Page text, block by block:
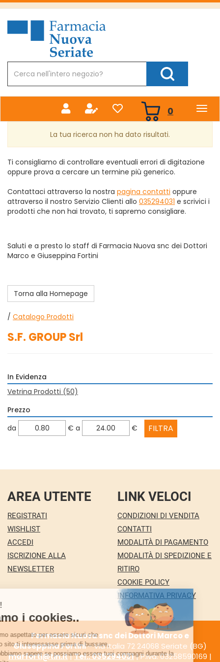
Passa
principale
Farmacia
Nuova
Prodotto
Cerca Prodotto
0 prodotti
inseriti
La tua ricerca non ha dato risultati.
Ti consigliamo di controllare eventuali errori di digitazione
oppure prova a cercare un termine più generico.
Contattaci attraverso la nostra pagina contatti oppure
attraverso il nostro Servizio Clienti allo 035294031 e scrivici i
prodotti che non hai trovato, ti sapremo consigliare.
Saluti e a presto lo staff di Farmacia Nuova snc dei Dottori
Marco e Giuseppina Fortini
Torna alla Homepage
/ Catalogo Prodotti
S.F. GROUP Srl
In Evidenza
Vetrina Prodotti (50)
Prezzo
filtra
da € filtra
a €
AREA UTENTE
REGISTRATI
WISHLIST
ACCEDI
ISCRIZIONE ALLA
NEWSLETTER
LINK VELOCI
CONDIZIONI DI VENDITA
CONTATTI
MODALITÀ DI PAGAMENTO
MODALITÀ DI SPEDIZIONE E
RITIRO
COOKIE POLICY
INFORMATIVA PRIVACY
Farmacia Nuova snc dei Dottori Marco e
Giuseppina Fortini- Via Italia 72 24068 Seriate (BG)
marforti@tin.it|Tel.: 035294031| P.Iva: 03258590169 |